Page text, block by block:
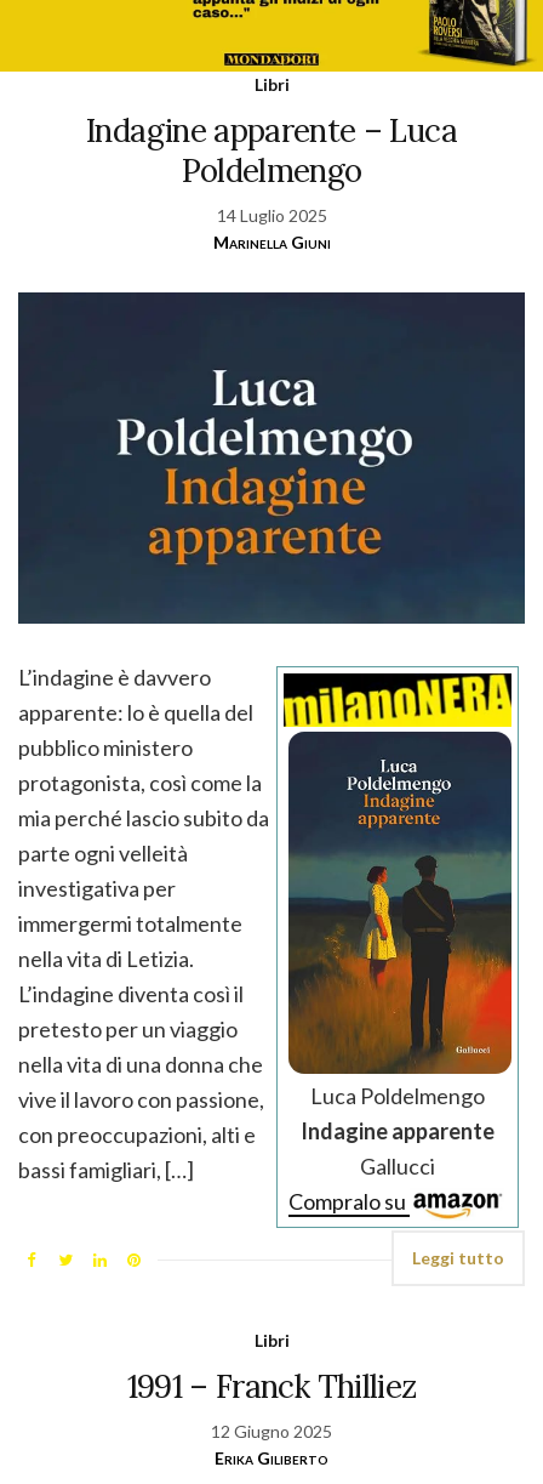
Libri
Indagine apparente – Luca
Poldelmengo
14 Luglio 2025
Marinella Giuni
Luca Poldelmengo
Indagine apparente
Gallucci
Compralo su
L’indagine è davvero
apparente: lo è quella del
pubblico ministero
protagonista, così come la
mia perché lascio subito da
parte ogni velleità
investigativa per
immergermi totalmente
nella vita di Letizia.
L’indagine diventa così il
pretesto per un viaggio
nella vita di una donna che
vive il lavoro con passione,
con preoccupazioni, alti e
bassi famigliari, […]
Leggi tutto
Libri
1991 – Franck Thilliez
12 Giugno 2025
Erika Giliberto